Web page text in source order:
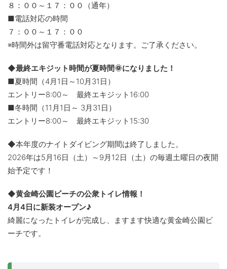
８：００～１７：００（通年）
■電話対応の時間
７：００～１７：００
※時間外は留守番電話対応となります。ご了承ください。
◆最終エキジット時間が夏時間🌞になりました！
■夏時間（4月1日～10月31日）
エントリー8:00～ 最終エキジット16:00
■冬時間（11月1日～ 3月31日）
エントリー8:00～ 最終エキジット15:30
◆本年度のナイトダイビング期間は終了しました。
2026年は5月16日（土）～9月12日（土）の毎週土曜日の夜開
始予定です！
◆黄金崎公園ビーチの公衆トイレ情報！
4月4日に新装オープン♪
綺麗になったトイレが完成し、ますます快適な黄金崎公園ビ
ーチです。